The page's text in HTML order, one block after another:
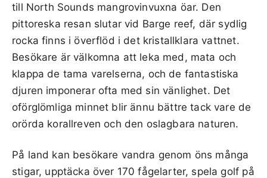
till North Sounds mangrovinvuxna öar. Den
pittoreska resan slutar vid Barge reef, där sydlig
rocka finns i överflöd i det kristallklara vattnet.
Besökare är välkomna att leka med, mata och
klappa de tama varelserna, och de fantastiska
djuren imponerar ofta med sin vänlighet. Det
oförglömliga minnet blir ännu bättre tack vare de
orörda korallreven och den oslagbara naturen.
På land kan besökare vandra genom öns många
stigar, upptäcka över 170 fågelarter, spela golf på